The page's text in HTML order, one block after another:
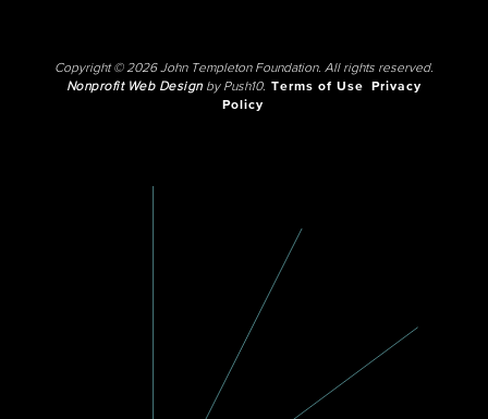
Copyright © 2026 John Templeton Foundation. All rights reserved.
Nonprofit Web Designby Push10. Terms of Use
Privacy
Policy